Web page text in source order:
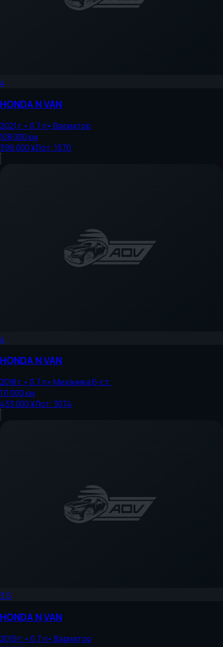
4
HONDAN VAN
2021 г.• 0.7л• Вариатор
108 000км
396 000 ¥Лот: 1570
4
HONDAN VAN
2018г.• 0.7л• Механика 6-ст.
111 000км
433 000 ¥Лот: 3074
3.5
HONDAN VAN
2019г.• 0.7л• Вариатор